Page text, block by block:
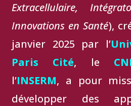
Extracellulaire,
Innovations en Santé),
janvier 2025 par l’
Paris Cité, le
l’INSERM, a pour
développer des